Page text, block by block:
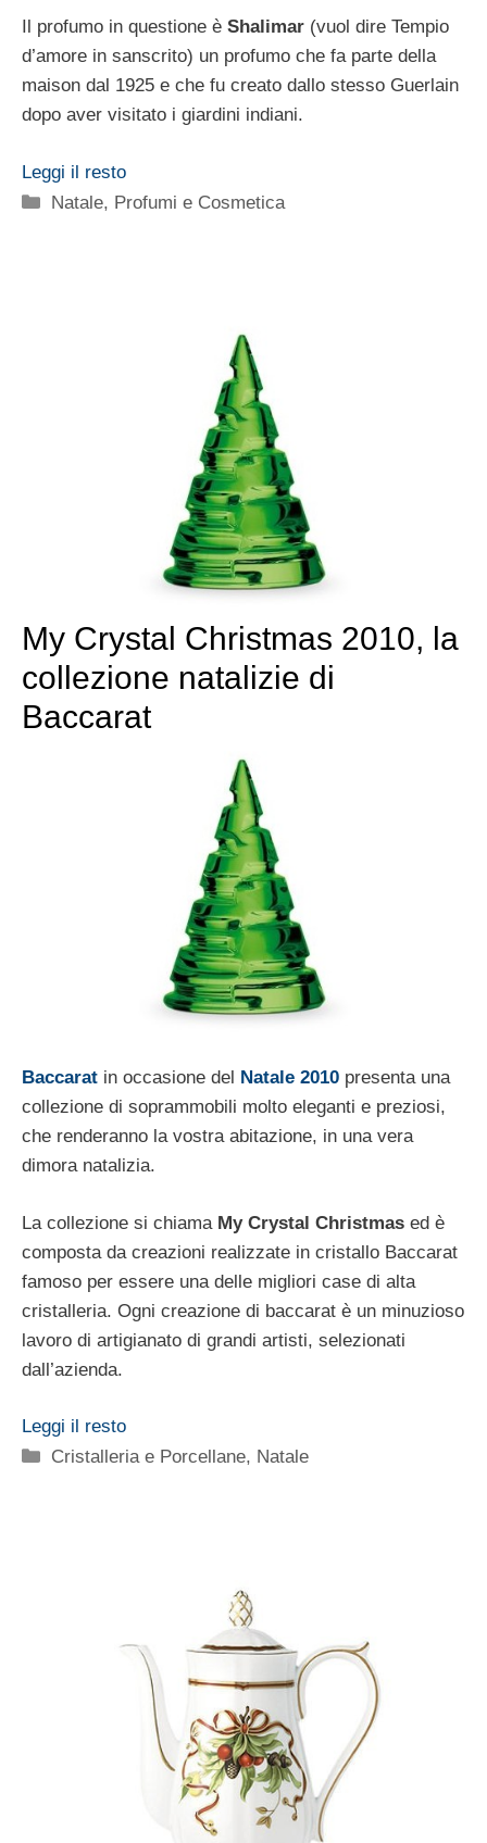
Il profumo in questione è Shalimar (vuol dire Tempio
d’amore in sanscrito) un profumo che fa parte della
maison dal 1925 e che fu creato dallo stesso Guerlain
dopo aver visitato i giardini indiani.
Leggi il resto
Categorie
Natale, Profumi e Cosmetica
My Crystal Christmas 2010, la
collezione natalizie di
Baccarat
Baccarat in occasione del Natale 2010 presenta una
collezione di soprammobili molto eleganti e preziosi,
che renderanno la vostra abitazione, in una vera
dimora natalizia.
La collezione si chiama My Crystal Christmas ed è
composta da creazioni realizzate in cristallo Baccarat
famoso per essere una delle migliori case di alta
cristalleria. Ogni creazione di baccarat è un minuzioso
lavoro di artigianato di grandi artisti, selezionati
dall’azienda.
Leggi il resto
Categorie
Cristalleria e Porcellane, Natale